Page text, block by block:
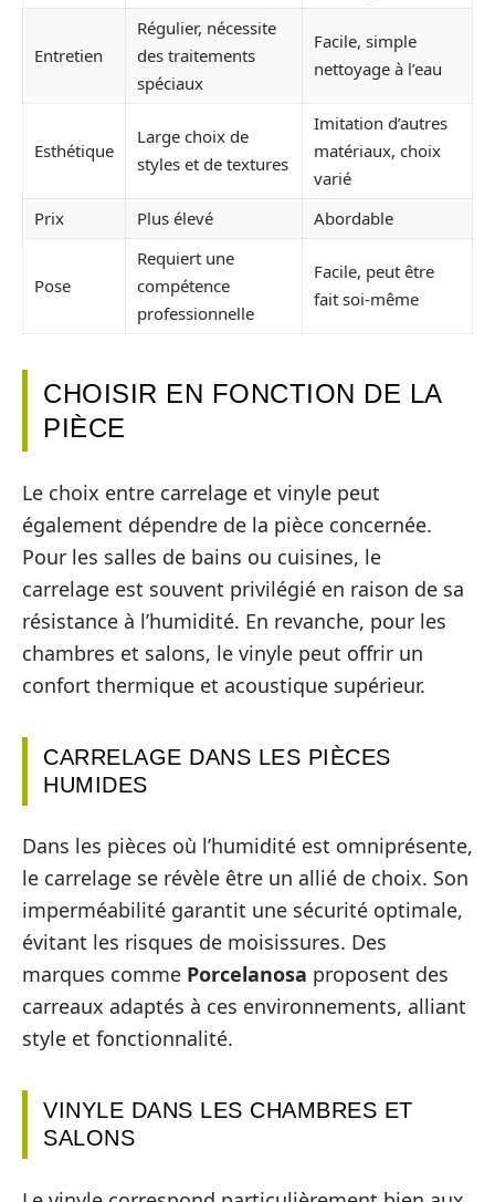
Entretien
Régulier, nécessite
des traitements
spéciaux
Facile, simple
nettoyage à l’eau
Esthétique
Large choix de
styles et de textures
Imitation d’autres
matériaux, choix
varié
Prix
Plus élevé Abordable
Pose
Requiert une
compétence
professionnelle
Facile, peut être
fait soi-même
CHOISIR EN FONCTION DE LA
PIÈCE
Le choix entre carrelage et vinyle peut
également dépendre de la pièce concernée.
Pour les salles de bains ou cuisines, le
carrelage est souvent privilégié en raison de sa
résistance à l’humidité. En revanche, pour les
chambres et salons, le vinyle peut offrir un
confort thermique et acoustique supérieur.
CARRELAGE DANS LES PIÈCES
HUMIDES
Dans les pièces où l’humidité est omniprésente,
le carrelage se révèle être un allié de choix. Son
imperméabilité garantit une sécurité optimale,
évitant les risques de moisissures. Des
marques comme Porcelanosa proposent des
carreaux adaptés à ces environnements, alliant
style et fonctionnalité.
VINYLE DANS LES CHAMBRES ET
SALONS